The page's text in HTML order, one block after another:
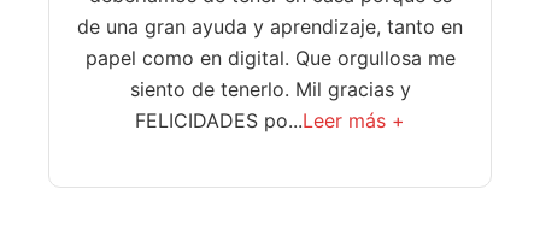
de una gran ayuda y aprendizaje, tanto en
papel como en digital. Que orgullosa me
siento de tenerlo. Mil gracias y
FELICIDADES po...Leer más +